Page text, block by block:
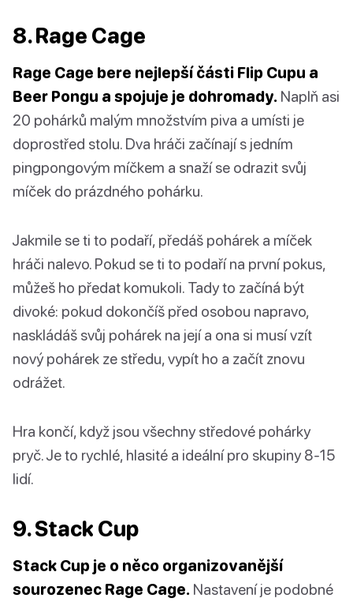
8. Rage Cage
Rage Cage bere nejlepší části Flip Cupu a
Beer Pongu a spojuje je dohromady. Naplň asi
20 pohárků malým množstvím piva a umísti je
doprostřed stolu. Dva hráči začínají s jedním
pingpongovým míčkem a snaží se odrazit svůj
míček do prázdného pohárku.
Jakmile se ti to podaří, předáš pohárek a míček
hráči nalevo. Pokud se ti to podaří na první pokus,
můžeš ho předat komukoli. Tady to začíná být
divoké: pokud dokončíš před osobou napravo,
naskládáš svůj pohárek na její a ona si musí vzít
nový pohárek ze středu, vypít ho a začít znovu
odrážet.
Hra končí, když jsou všechny středové pohárky
pryč. Je to rychlé, hlasité a ideální pro skupiny 8-15
lidí.
9. Stack Cup
Stack Cup je o něco organizovanější
sourozenec Rage Cage. Nastavení je podobné